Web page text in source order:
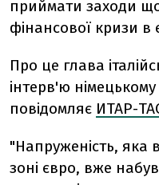
приймати заходи
фінансової кризи в
Про це глава
інтерв'ю
повідомляє ИТАР-
"Напруженість, яка
зоні євро, вже